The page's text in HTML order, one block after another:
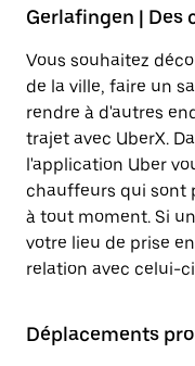
Gerlafingen | Des
Vous souhaitez
de la ville, faire un
rendre à d'autres
trajet avec UberX.
l'application Uber
chauffeurs qui sont
à tout moment. Si
votre lieu de prise
relation avec celui-
Déplacements